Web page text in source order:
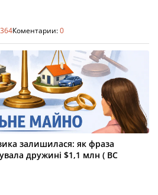
364Коментарии:0
залишилася: як фраза
дружині $1,1 млн ( ВС